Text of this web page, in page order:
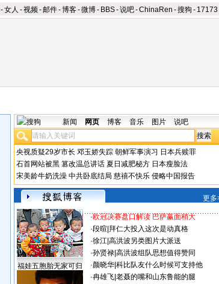
-女人 -视频-邮件-博客-微博- BBS-说吧-ChinaRen -搜狗 - 17173
新闻 网页 博客 音乐 图片 说吧
央视质疑29岁市长 邓玉娇失踪 朝鲜军事演习 日本兵赎罪
石首网站被黑 篡改温总讲话 夏日减肥秘方 日本瘦脸法
宋美龄牛奶洗澡 中共卧底结局 慈禧不快乐 侵略中国报告
更多
福娃五胞胎无家可归
·欧冠决赛盘口解读 巴萨赢面稍大
·段暄 拜仁大投入这次是动真格
·徐江| 高洪波另类图片大派送
·孙贤禄| 高洪波组队思想值得赞同
·颜晓华| 科比队友什么时候可支持他
·冉雄飞| 老聂的嘴和山东鲁能的腿